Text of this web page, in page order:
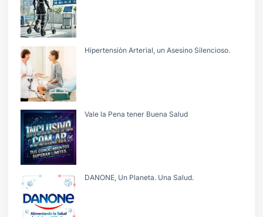
Hipertensiòn Arterial, un Asesino Silencioso.
Vale la Pena tener Buena Salud
DANONE, Un Planeta. Una Salud.